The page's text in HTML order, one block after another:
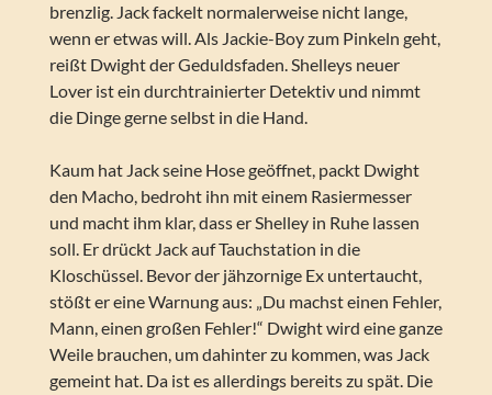
brenzlig. Jack fackelt normalerweise nicht lange,
wenn er etwas will. Als Jackie-Boy zum Pinkeln geht,
reißt Dwight der Geduldsfaden. Shelleys neuer
Lover ist ein durchtrainierter Detektiv und nimmt
die Dinge gerne selbst in die Hand.
Kaum hat Jack seine Hose geöffnet, packt Dwight
den Macho, bedroht ihn mit einem Rasiermesser
und macht ihm klar, dass er Shelley in Ruhe lassen
soll. Er drückt Jack auf Tauchstation in die
Kloschüssel. Bevor der jähzornige Ex untertaucht,
stößt er eine Warnung aus: „Du machst einen Fehler,
Mann, einen großen Fehler!“ Dwight wird eine ganze
Weile brauchen, um dahinter zu kommen, was Jack
gemeint hat. Da ist es allerdings bereits zu spät. Die